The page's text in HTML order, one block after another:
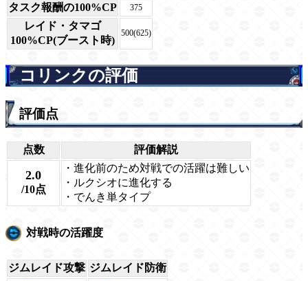
タスク報酬の100%CP 375
レイド・タマゴ
100%CP(ブースト時)
500(625)
コリンクの評価
評価点
点数 評価解説
2.0
/10点
・進化前のため対戦での活躍は難しい
・ルクシオに進化する
・でんき単タイプ
対戦時の活躍度
ジムレイド攻撃 ジムレイド防衛